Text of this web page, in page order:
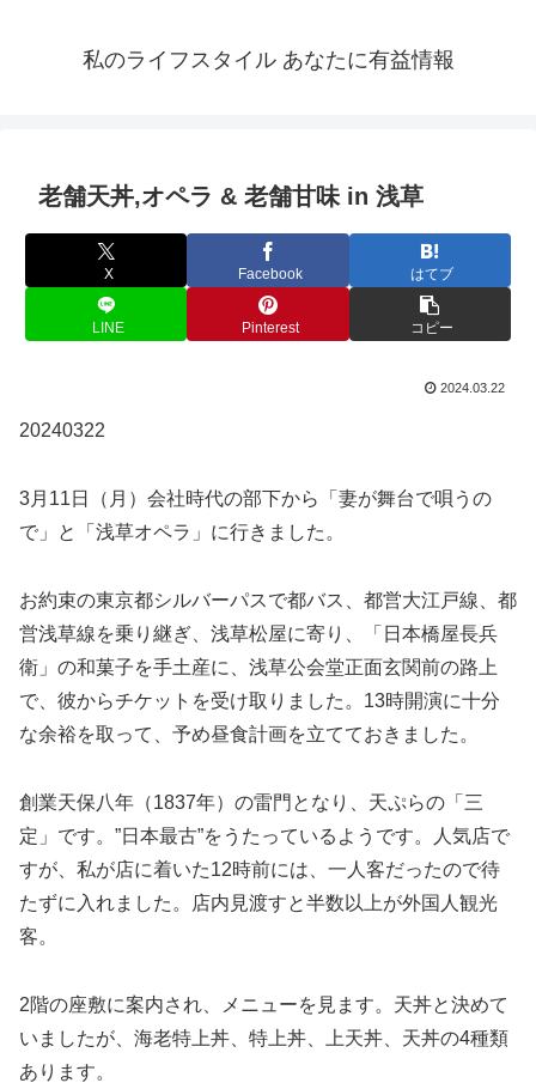
私のライフスタイル あなたに有益情報
老舗天丼,オペラ & 老舗甘味 in 浅草
X Facebook はてブ
LINE Pinterest コピー
2024.03.22
20240322
3月11日（月）会社時代の部下から「妻が舞台で唄うの
で」と「浅草オペラ」に行きました。
お約束の東京都シルバーパスで都バス、都営大江戸線、都
営浅草線を乗り継ぎ、浅草松屋に寄り、「日本橋屋長兵
衛」の和菓子を手土産に、浅草公会堂正面玄関前の路上
で、彼からチケットを受け取りました。13時開演に十分
な余裕を取って、予め昼食計画を立てておきました。
創業天保八年（1837年）の雷門となり、天ぷらの「三
定」です。”日本最古”をうたっているようです。人気店で
すが、私が店に着いた12時前には、一人客だったので待
たずに入れました。店内見渡すと半数以上が外国人観光
客。
2階の座敷に案内され、メニューを見ます。天丼と決めて
いましたが、海老特上丼、特上丼、上天丼、天丼の4種類
あります。